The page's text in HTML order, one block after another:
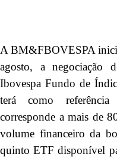
A BM&FBOVESPA
agosto, a
Ibovespa Fundo de
terá como
corresponde a mais de
volume financeiro da
quinto ETF disponível